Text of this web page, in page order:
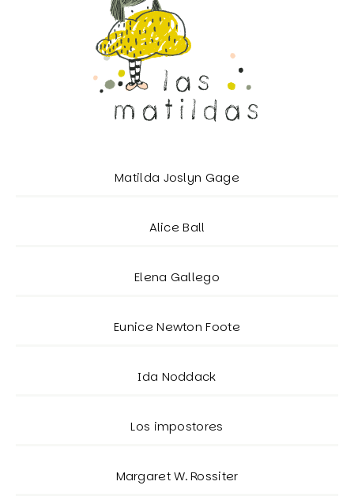
Matilda Joslyn Gage
Alice Ball
Elena Gallego
Eunice Newton Foote
Ida Noddack
Los impostores
Margaret W. Rossiter